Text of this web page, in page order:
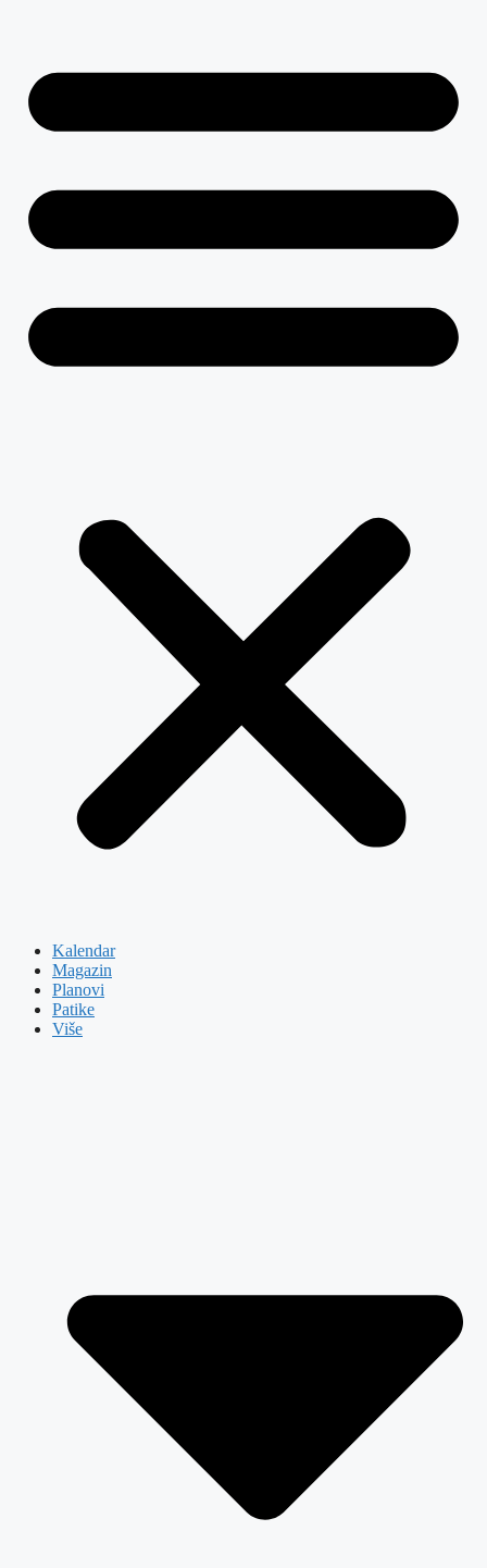
Kalendar
Magazin
Planovi
Patike
Više